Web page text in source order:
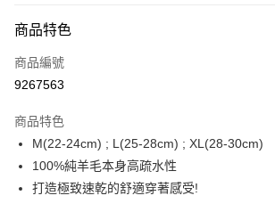
信用卡一次付款
信用卡分期付款
合作金庫商業銀行
華南商業銀行
彰化商業銀行
上海商業儲蓄銀行
國泰世華商業銀行
6 期 0 利率 每期
華南商業銀行
上海商業儲蓄銀行
12 期 0 利率 每期 NT$80
合作金庫商業銀行
24 期 0 利率 每期NT$40
商品特色
商品編號
9267563
商品特色
M(22-24cm) ; L(25-28cm) ; XL(28-30cm)
100%純羊毛本身高疏水性
打造極致速乾的舒適穿著感受!